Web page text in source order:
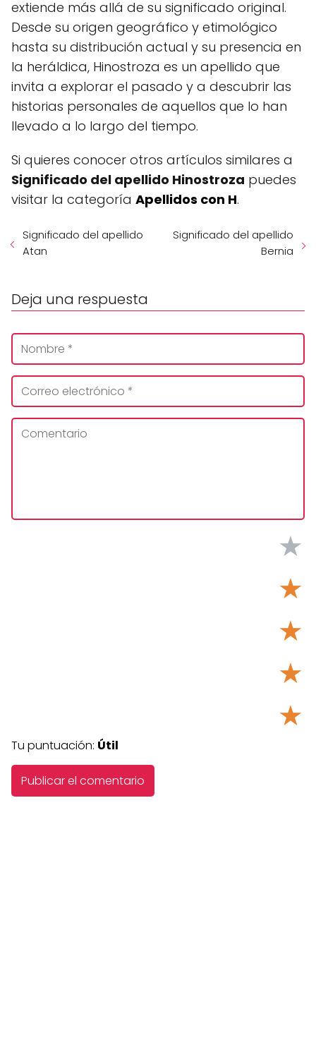
extiende más allá de su significado original.
Desde su origen geográfico y etimológico
hasta su distribución actual y su presencia en
la heráldica, Hinostroza es un apellido que
invita a explorar el pasado y a descubrir las
historias personales de aquellos que lo han
llevado a lo largo del tiempo.
Si quieres conocer otros artículos similares a
Significado del apellido Hinostroza puedes
visitar la categoría Apellidos con H.
Significado del apellido
Atan
Significado del apellido
Bernia
Deja una respuesta
★
★
★
★
★
Tu puntuación: Útil